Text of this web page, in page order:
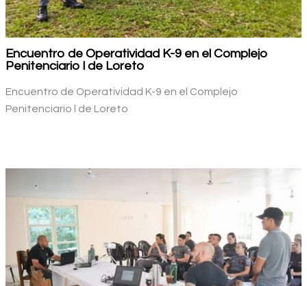
Encuentro de Operatividad K-9 en el Complejo
Penitenciario l de Loreto
Encuentro de Operatividad K-9 en el Complejo
Penitenciario l de Loreto